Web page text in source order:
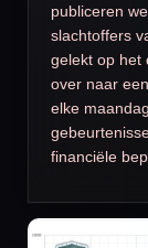
publiceren
slachtoffers
gelekt op het
over naar
elke
financiële